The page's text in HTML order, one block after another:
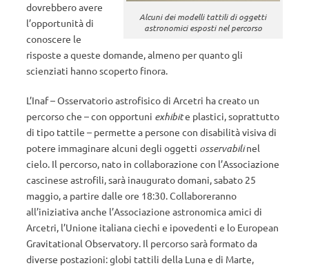
Alcuni dei modelli tattili di oggetti
astronomici esposti nel percorso
dovrebbero avere
l’opportunità di
conoscere le
risposte a queste domande, almeno per quanto gli
scienziati hanno scoperto finora.
L’Inaf – Osservatorio astrofisico di Arcetri ha creato un
percorso che – con opportuni exhibite plastici, soprattutto
di tipo tattile – permette a persone con disabilità visiva di
potere immaginare alcuni degli oggetti osservabilinel
cielo. Il percorso, nato in collaborazione con l’Associazione
cascinese astrofili, sarà inaugurato domani, sabato 25
maggio, a partire dalle ore 18:30. Collaboreranno
all’iniziativa anche l’Associazione astronomica amici di
Arcetri, l’Unione italiana ciechi e ipovedenti e lo European
Gravitational Observatory. Il percorso sarà formato da
diverse postazioni: globi tattili della Luna e di Marte,